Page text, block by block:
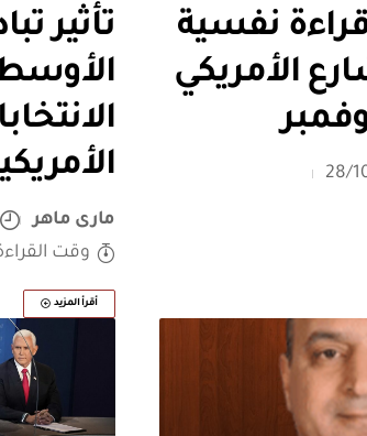
نفسية
الأمريكي
28/
تأثير
مارى ماهر
وقت القراءة: 23
أقرأ المزيد